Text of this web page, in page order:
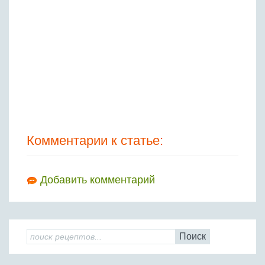
Комментарии к статье:
Добавить комментарий
Поиск